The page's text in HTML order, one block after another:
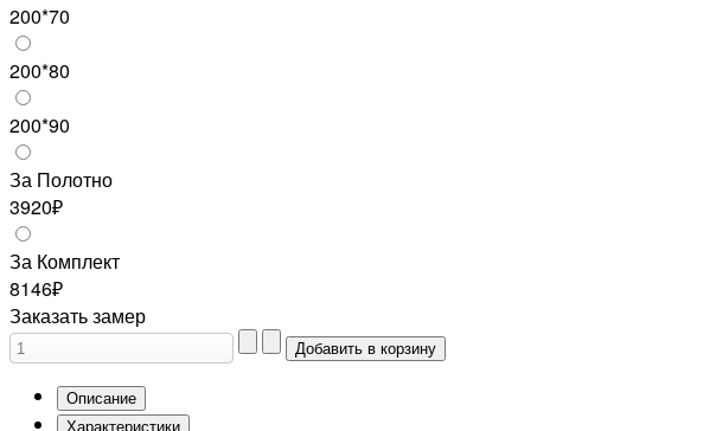
200*70
200*80
200*90
За Полотно
3920₽
За Комплект
8146₽
Заказать замер
Описание
Характеристики